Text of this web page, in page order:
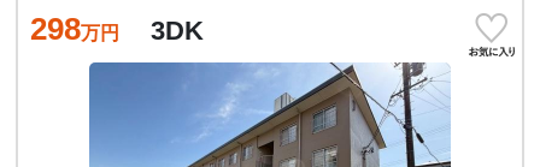
298万円 3DK